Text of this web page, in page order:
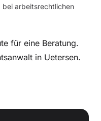
bei arbeitsrechtlichen
für eine Beratung.
in Uetersen.